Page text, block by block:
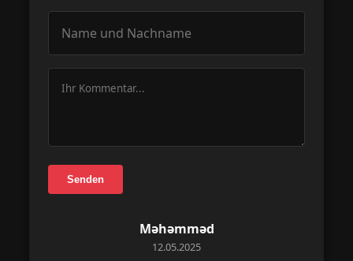
Senden
Məhəmməd
12.05.2025